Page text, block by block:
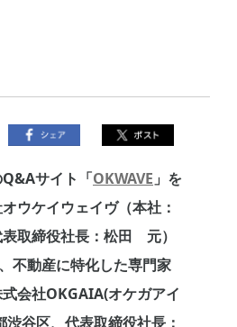
サイト「OKWAVE 」を
ウケイウェイヴ（本社：
取締役社長：松田 元）
不動産に特化した専門家
会社OKGAIA(オケガアイ
谷区、代表取締役社長：